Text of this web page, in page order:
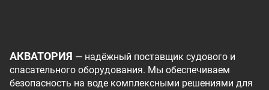
АКВАТОРИЯ — надёжный поставщик судового и
спасательного оборудования. Мы обеспечиваем
безопасность на воде комплексными решениями для